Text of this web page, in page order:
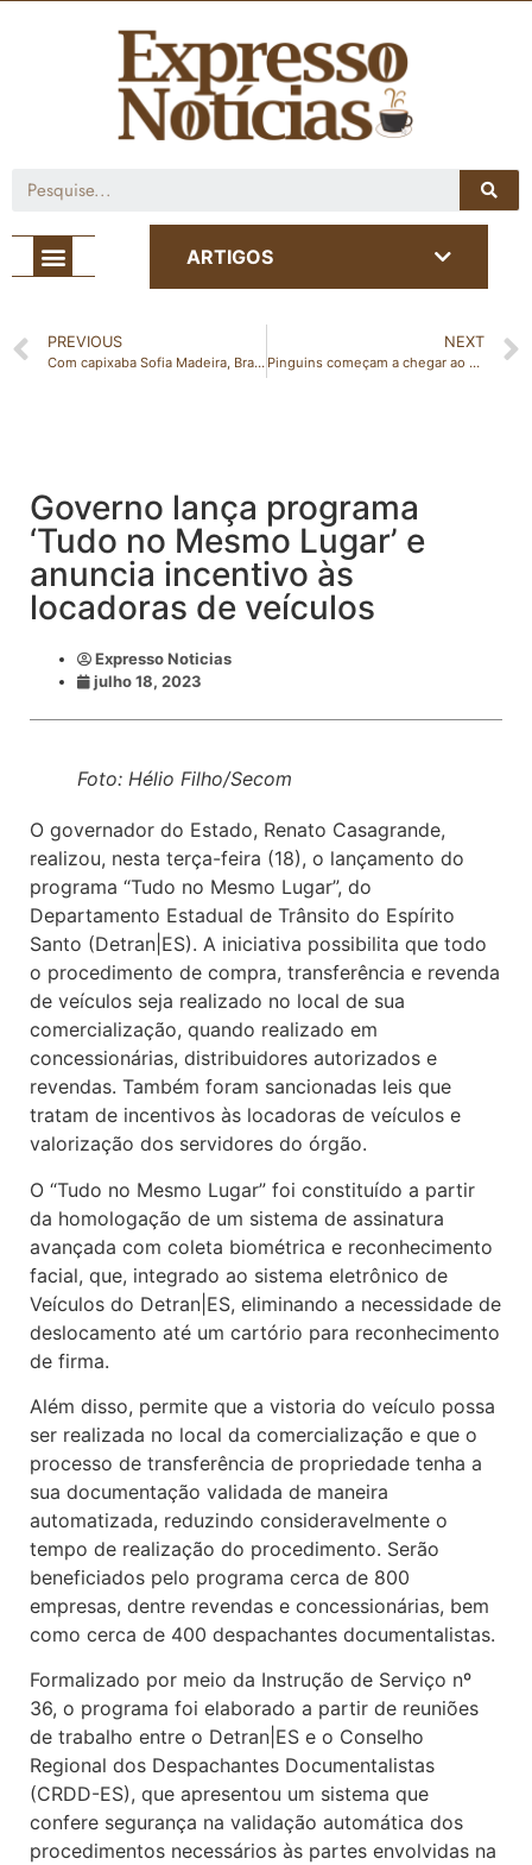
ARTIGOS
PREVIOUS
Com capixaba Sofia Madeira, Brasil conquista bronze na World Challenge Cup de ginástica rítmica
NEXT
Pinguins começam a chegar ao Estado e Iema orienta quanto ao resgate
Governo lança programa
‘Tudo no Mesmo Lugar’ e
anuncia incentivo às
locadoras de veículos
Expresso Noticias
julho 18, 2023
Foto: Hélio Filho/Secom
O governador do Estado, Renato Casagrande,
realizou, nesta terça-feira (18), o lançamento do
programa “Tudo no Mesmo Lugar”, do
Departamento Estadual de Trânsito do Espírito
Santo (Detran|ES). A iniciativa possibilita que todo
o procedimento de compra, transferência e revenda
de veículos seja realizado no local de sua
comercialização, quando realizado em
concessionárias, distribuidores autorizados e
revendas. Também foram sancionadas leis que
tratam de incentivos às locadoras de veículos e
valorização dos servidores do órgão.
O “Tudo no Mesmo Lugar” foi constituído a partir
da homologação de um sistema de assinatura
avançada com coleta biométrica e reconhecimento
facial, que, integrado ao sistema eletrônico de
Veículos do Detran|ES, eliminando a necessidade de
deslocamento até um cartório para reconhecimento
de firma.
Além disso, permite que a vistoria do veículo possa
ser realizada no local da comercialização e que o
processo de transferência de propriedade tenha a
sua documentação validada de maneira
automatizada, reduzindo consideravelmente o
tempo de realização do procedimento. Serão
beneficiados pelo programa cerca de 800
empresas, dentre revendas e concessionárias, bem
como cerca de 400 despachantes documentalistas.
Formalizado por meio da Instrução de Serviço nº
36, o programa foi elaborado a partir de reuniões
de trabalho entre o Detran|ES e o Conselho
Regional dos Despachantes Documentalistas
(CRDD-ES), que apresentou um sistema que
confere segurança na validação automática dos
procedimentos necessários às partes envolvidas na